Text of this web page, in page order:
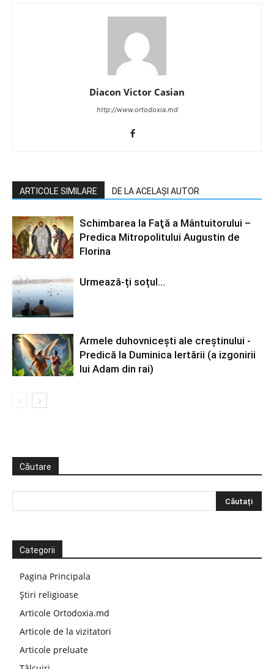
Diacon Victor Casian
http://www.ortodoxia.md
ARTICOLE SIMILARE DE LA ACELAȘI AUTOR
Schimbarea la Faţă a Mântuitorului –
Predica Mitropolitului Augustin de
Florina
Urmează-ți soțul…
Armele duhovniceşti ale creştinului -
Predică la Duminica Iertării (a izgonirii
lui Adam din rai)
Căutare
Categorii
Pagina Principala
Știri religioase
Articole Ortodoxia.md
Articole de la vizitatori
Articole preluate